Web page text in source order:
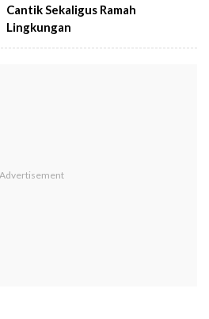
Cantik Sekaligus Ramah
Lingkungan